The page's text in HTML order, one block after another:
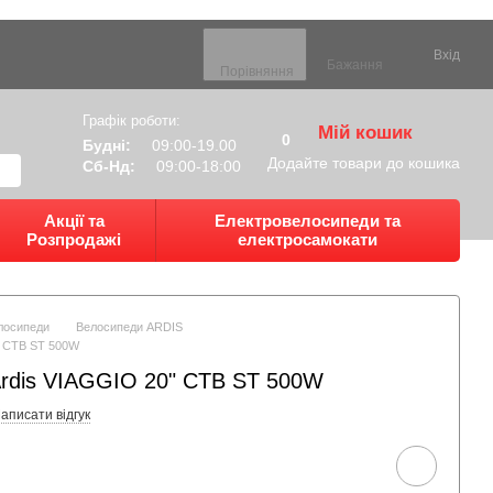
Порівняння
Бажання
Вхід
Графік роботи:
Будні:
09:00-19.00
Сб-Нд:
09:00-18:00
0 Мій кошик
Додайте товари до кошика
Акції та
Розпродажі
Електровелосипеди та
електросамокати
Велосипеди ARDIS
ST 500W
VIAGGIO 20" CTB ST 500W
відгук